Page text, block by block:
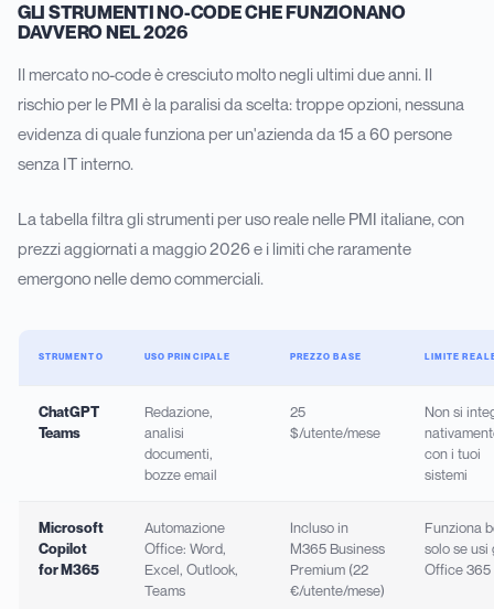
GLI STRUMENTI NO-CODE CHE FUNZIONANO
DAVVERO NEL 2026
Il mercato no-code è cresciuto molto negli ultimi due anni. Il
rischio per le PMI è la paralisi da scelta: troppe opzioni, nessuna
evidenza di quale funziona per un'azienda da 15 a 60 persone
senza IT interno.
La tabella filtra gli strumenti per uso reale nelle PMI italiane, con
prezzi aggiornati a maggio 2026 e i limiti che raramente
emergono nelle demo commerciali.
STRUMENTO USO PRINCIPALE PREZZO BASE LIMITE
ChatGPT
Teams
Redazione,
analisi
documenti,
bozze email
25
$/utente/mese
Non si
con i tuoi
sistemi
Microsoft
Copilot
for M365
Automazione
Office: Word,
Excel, Outlook,
Teams
Incluso in
M365 Business
Premium (22
€/utente/mese)
Funziona
solo se usi
Office 365